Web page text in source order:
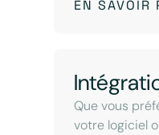
EN SAVOIR
Que vous
votre logiciel